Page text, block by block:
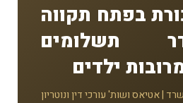
בפתח תקווה
תשלומים
ילדים
| אטיאס ושות' עורכי דין ונוטריון